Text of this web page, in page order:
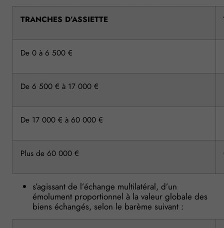
TRANCHES D’ASSIETTE
De 0 à 6 500 €
De 6 500 € à 17 000 €
De 17 000 € à 60 000 €
Plus de 60 000 €
s’agissant de l’échange multilatéral, d’un
émolument proportionnel à la valeur globale des
biens échangés, selon le barème suivant :